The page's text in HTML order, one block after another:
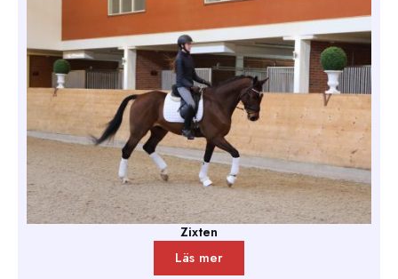
Zixten
Läs mer